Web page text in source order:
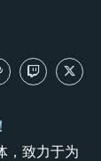
，致力于为